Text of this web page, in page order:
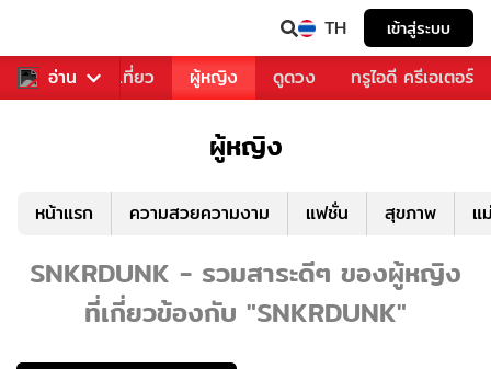
TH เข้าสู่ระบบ
อ่าน
อาหาร ท่องเที่ยว ผู้หญิง ดูดวง ทรูไอดี ครีเอเตอร์
ผู้หญิง
หน้าแรก ความสวยความงาม แฟชั่น สุขภาพ แ
SNKRDUNK - รวมสาระดีๆ ของผู้หญิง
ที่เกี่ยวข้องกับ "SNKRDUNK"